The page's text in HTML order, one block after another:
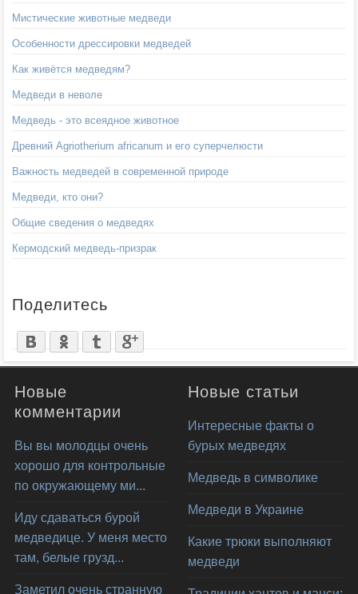
Мистические животные медведи
Особенности дрессировки медведей
Как живётся медведям?
Медведи в неволе
Медведь - это всеядное животное
Древний Agriotherium africanum и его суперчелюсти
Важность медведей в современной природе
Медведи, кто они?
Общие сведения о медведях
Кермодский медведь-призрак
Поделитесь
Новые
комментарии
Вы вы молодцы очень
хорошо для контрольные
по окружающему ми...
Иду сдаваться бурой
медведице. У меня место
там, белые грузд...
Заметил очень странную
Новые статьи
Интересные факты о
бурых медведях
Медведь в символике
Медведи в Украине
Какие трюки выполняют
медведи